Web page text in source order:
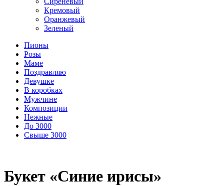
Кремовый
Оранжевый
Зеленый
Пионы
Розы
Маме
Поздравляю
Девушке
В коробках
Мужчине
Композиции
Нежные
До 3000
Свыше 3000
Букет «Синие ирисы»